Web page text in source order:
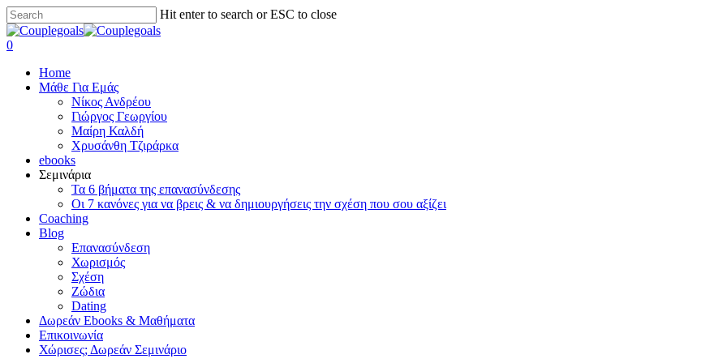
Skip
to
main
Hit enter to search or ESC to close
Close
Search
search
0
Home
Μάθε Για Εμάς
Νίκος Ανδρέου
Γιώργος Γεωργίου
Μαίρη Καλδή
Χρυσάνθη Τζιράρκα
ebooks
Σεμινάρια
Τα 6 βήματα της επανασύνδεσης
Οι 7 κανόνες για να βρεις & να δημιουργήσεις την σχέση που σου αξίζει
Coaching
Blog
Επανασύνδεση
Χωρισμός
Σχέση
Ζώδια
Dating
Δωρεάν Ebooks & Μαθήματα
Επικοινωνία
Χώρισες; Δωρεάν Σεμινάριο